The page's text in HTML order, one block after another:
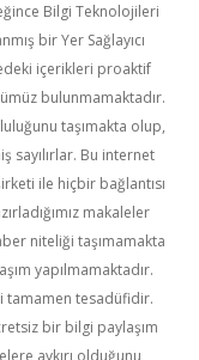
Bilgi Teknolojileri
bir Yer Sağlayıcı
içerikleri proaktif
bulunmamaktadır.
taşımakta olup,
sayılırlar. Bu internet
ile hiçbir bağlantısı
makaleler
niteliği taşımamakta
yapılmamaktadır.
tamamen tesadüfidir.
bir bilgi paylaşım
aykırı olduğunu